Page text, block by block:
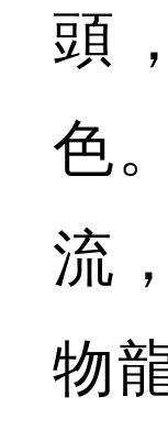
頭
色
流
物